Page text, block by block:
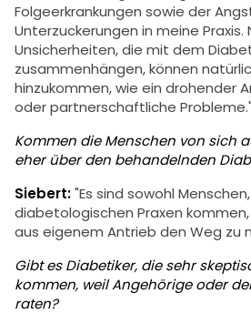
Folgeerkrankungen sowie der
Unterzuckerungen in meine Praxis.
Unsicherheiten, die mit dem
zusammenhängen, können
hinzukommen, wie ein drohender
oder partnerschaftliche Probleme."
Kommen die Menschen von sich
eher über den behandelnden
Siebert:"Es sind sowohl
diabetologischen Praxen
aus eigenem Antrieb den Weg zu
Gibt es Diabetiker, die sehr
kommen, weil Angehörige oder
raten?